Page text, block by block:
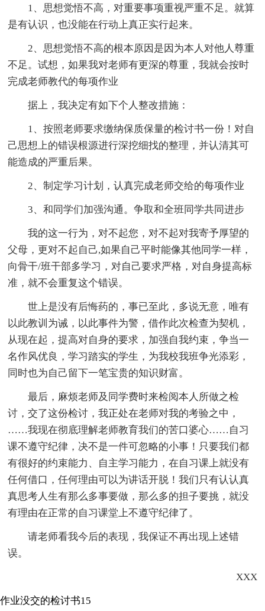
1、思想觉悟不高，对重要事项重视严重不足。就算
是有认识，也没能在行动上真正实行起来。
2、思想觉悟不高的根本原因是因为本人对他人尊重
不足。试想，如果我对老师有更深的尊重，我就会按时
完成老师教代的每项作业
据上，我决定有如下个人整改措施：
1、按照老师要求缴纳保质保量的检讨书一份！对自
己思想上的错误根源进行深挖细找的整理，并认清其可
能造成的严重后果。
2、制定学习计划，认真完成老师交给的每项作业
3、和同学们加强沟通。争取和全班同学共同进步
我的这一行为，对不起您，对不起对我寄予厚望的
父母，更对不起自己,如果自己平时能像其他同学一样，
向骨干/班干部多学习，对自己要求严格，对自身提高标
准，就不会重复这个错误。
世上是没有后悔药的，事已至此，多说无意，唯有
以此教训为诫，以此事件为警，借作此次检查为契机，
从现在起，提高对自身的要求，加强自我约束，争当一
名作风优良，学习踏实的学生，为我校我班争光添彩，
同时也为自己留下一笔宝贵的知识财富。
最后，麻烦老师及同学费时来检阅本人所做之检
讨，交了这份检讨，我正处在老师对我的考验之中，
……我现在彻底理解老师教育我们的苦口婆心……自习
课不遵守纪律，决不是一件可忽略的小事！只要我们都
有很好的约束能力、自主学习能力，在自习课上就没有
任何借口，任何理由可以为讲话开脱！我们只有认认真
真思考人生有那么多事要做，那么多的担子要挑，就没
有理由在正常的自习课堂上不遵守纪律了。
请老师看我今后的表现，我保证不再出现上述错
误。
XXX
作业没交的检讨书15